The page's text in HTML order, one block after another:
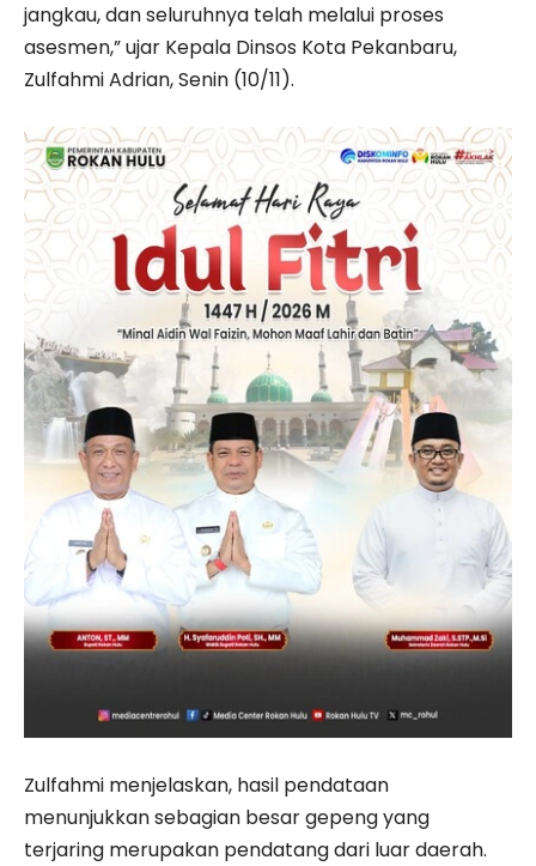
jangkau, dan seluruhnya telah melalui proses
asesmen,” ujar Kepala Dinsos Kota Pekanbaru,
Zulfahmi Adrian, Senin (10/11).
Zulfahmi menjelaskan, hasil pendataan
menunjukkan sebagian besar gepeng yang
terjaring merupakan pendatang dari luar daerah.